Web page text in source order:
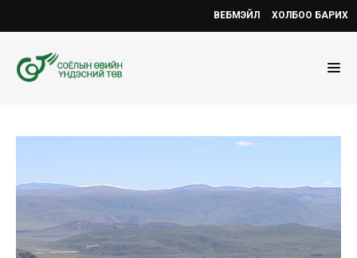
ВЕБМЭЙЛ ХОЛБОО БАРИХ